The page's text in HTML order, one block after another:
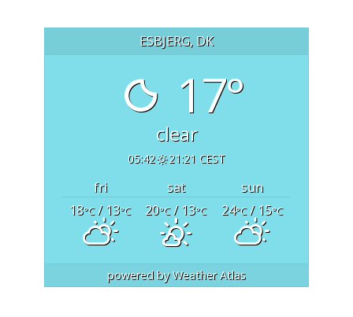
ESBJERG, DK
17°
clear
05:42 21:21 CEST
fri sat
sun
18°C/ 13°C 20°C/ 13°C 24°C/ 15°C
powered byWeather Atlas